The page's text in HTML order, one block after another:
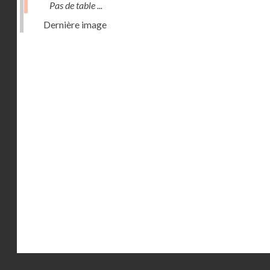
Pas de table ...
Dernière image